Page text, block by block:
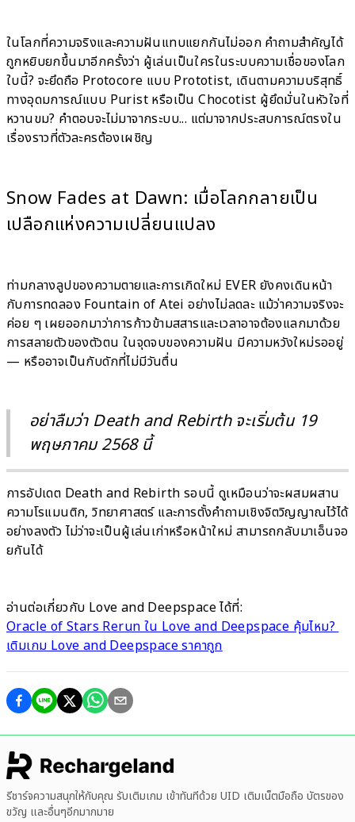
ในโลกที่ความจริงและความฝันแทบแยกกันไม่ออก คำถามสำคัญได้
ถูกหยิบยกขึ้นมาอีกครั้งว่า ผู้เล่นเป็นใครในระบบความเชื่อของโลก
ใบนี้? จะยึดถือ Protocore แบบ Prototist, เดินตามความบริสุทธิ์
ทางอุดมการณ์แบบ Purist หรือเป็น Chocotist ผู้ยึดมั่นในหัวใจที่
หวานขม? คำตอบจะไม่มาจากระบบ... แต่มาจากประสบการณ์ตรงใน
เรื่องราวที่ตัวละครต้องเผชิญ
Snow Fades at Dawn: เมื่อโลกกลายเป็น
เปลือกแห่งความเปลี่ยนแปลง
ท่ามกลางลูปของความตายและการเกิดใหม่ EVER ยังคงเดินหน้า
กับการทดลอง Fountain of Atei อย่างไม่ลดละ แม้ว่าความจริงจะ
ค่อย ๆ เผยออกมาว่าการก้าวข้ามสสารและเวลาอาจต้องแลกมาด้วย
การสลายตัวของตัวตน ในจุดจบของความฝัน มีความหวังใหม่รออยู่
— หรืออาจเป็นกับดักที่ไม่มีวันตื่น
อย่าลืมว่า Death and Rebirth จะเริ่มต้น 19
พฤษภาคม 2568 นี้
การอัปเดต Death and Rebirth รอบนี้ ดูเหมือนว่าจะผสมผสาน
ความโรแมนติก, วิทยาศาสตร์ และการตั้งคำถามเชิงจิตวิญญาณไว้ได้
อย่างลงตัว ไม่ว่าจะเป็นผู้เล่นเก่าหรือหน้าใหม่ สามารถกลับมาเอ็นจอ
ยกันได้
อ่านต่อเกี่ยวกับ Love and Deepspace ได้ที่:
Oracle of Stars Rerun ใน Love and Deepspace คุ้มไหม?
เติมเกม Love and Deepspace ราคาถูก
รีชาร์จความสนุกให้กับคุณ รับเติมเกม เข้าทันทีด้วย UID เติมเน็ตมือถือ บัตรของ
ขวัญ และอื่นๆอีกมากมาย